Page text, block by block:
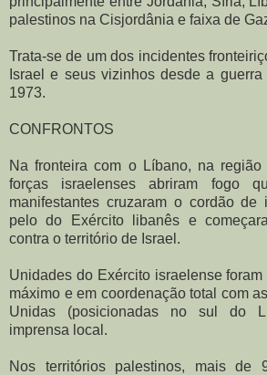
palestinos na Cisjordânia e faixa de
Trata-se de um dos incidentes
Israel e seus vizinhos desde a
1973.
CONFRONTOS
Na fronteira com o Líbano, na
forças israelenses abriram fogo
manifestantes cruzaram o cordão de
pelo do Exército libanês e
contra o território de Israel.
Unidades do Exército israelense
máximo e em coordenação total com
Unidas (posicionadas no sul do
imprensa local.
Nos territórios palestinos, mais de